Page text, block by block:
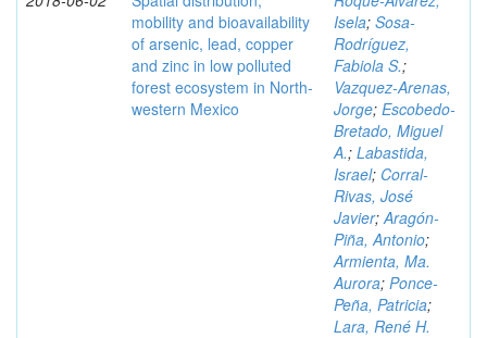
mobility and bioavailability
of arsenic, lead, copper
and zinc in low polluted
forest ecosystem in North-
western Mexico
Isela; Sosa-
Rodríguez,
Fabiola S.;
Vazquez-Arenas,
Jorge; Escobedo-
Bretado, Miguel
A.; Labastida,
Israel; Corral-
Rivas, José
Javier;Aragón-
Piña, Antonio;
Armienta, Ma.
Aurora; Ponce-
Peña, Patricia;
Lara, René H.